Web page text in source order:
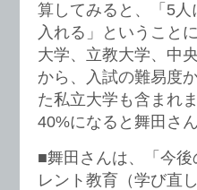
算してみると、「5
入れる」ということ
大学、立教大学、中
から、入試の難易度
た私立大学も含まれ
40%になると舞田さ
■舞田さんは、「今
レント教育（学び直